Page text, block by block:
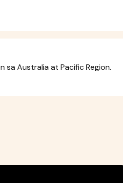
sa Australia at Pacific Region.